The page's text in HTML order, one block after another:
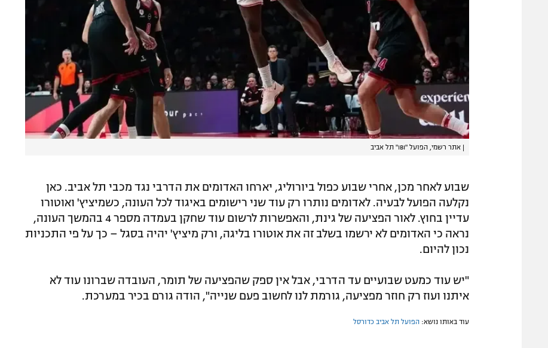
| אתר רשמי, הפועל "IBI" תל אביב
שבוע לאחר מכן, אחרי שבוע כפול ביורוליג, יארחו האדומים את הדרבי נגד מכבי תל אביב. כאן
נקלעה הפועל לבעיה. לאדומים נותרו רק עוד שני רישומים באיגוד לכל העונה, כשמיציץ' ואוטורו
עדיין בחוץ. לאור הפציעה של גינת, והאפשרות לרשום עוד שחקן בעמדה מספר 4 בהמשך העונה,
נראה כי האדומים לא ירשמו בשלב זה את אוטורו בליגה, ורק מיציץ' יהיה בסגל – כך על פי התכניות
נכון להיום.
"יש עוד כמעט שבועיים עד הדרבי, אבל אין ספק שהפציעה של תומר, העובדה שברונו עוד לא
איתנו ועוז רק חוזר מפציעה, גורמת לנו לחשוב פעם שנייה", הודה גורם בכיר במערכת.
עוד באותו נושא: הפועל תל אביב כדורסל